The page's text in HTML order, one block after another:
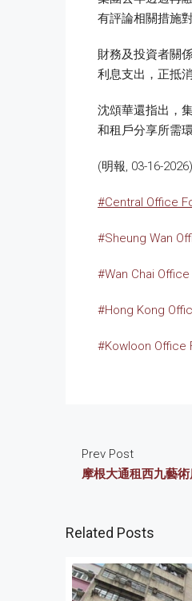
有評論相關措施
財務及投資者關
利息支出，正抵
沈頌華還指出，
和租戶分享所需
(明報, 03-16-2026)
#Central Office
#Sheung Wan
#Wan Chai
#Hong Kong
#Kowloon Office
Prev Post
摩根大通租西九藝
Related Posts